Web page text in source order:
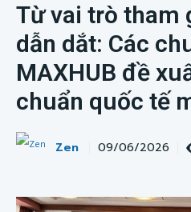
Từ vai trò tham
dẫn dắt: Các
MAXHUB đề
chuẩn quốc tế
Zen 09/06/2026